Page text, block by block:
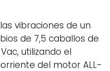
vibraciones de un
de 7,5 caballos de
utilizando el
del motor ALL-